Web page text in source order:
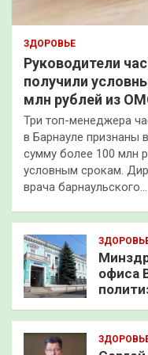
ЗДОРОВЬЕ
Руководители
получили
млн рублей из
Три топ-менеджера
в Барнауле признаны
сумму более 100 млн
условным срокам.
врача барнаульского…
офиса